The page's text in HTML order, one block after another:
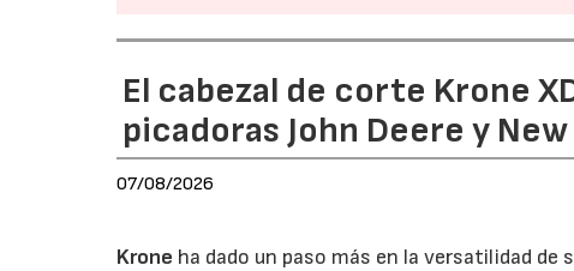
El cabezal de corte Krone
picadoras John Deere y
07/08/2026
Krone ha dado un paso más en la versatilidad